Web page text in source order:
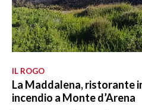
IL ROGO
La Maddalena, ristorante
incendio a Monte d’Arena